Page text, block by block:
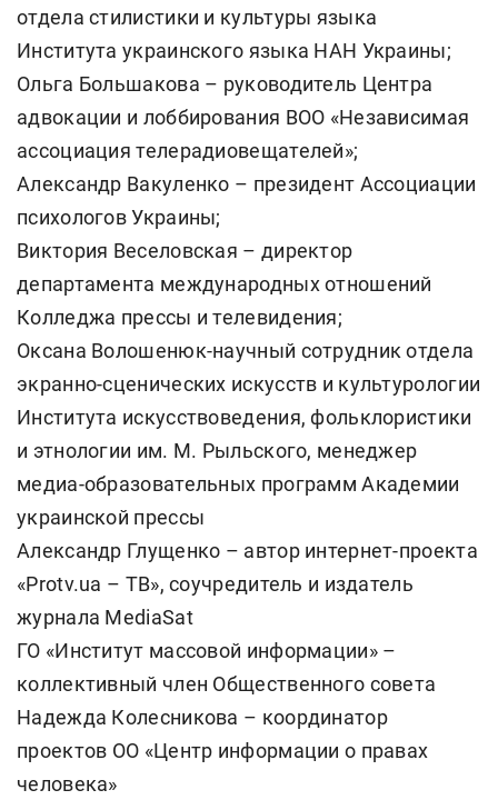
отдела стилистики и культуры языка
Института украинского языка НАН Украины;
Ольга Большакова – руководитель Центра
адвокации и лоббирования ВОО «Независимая
ассоциация телерадиовещателей»;
Александр Вакуленко – президент Ассоциации
психологов Украины;
Виктория Веселовская – директор
департамента международных отношений
Колледжа прессы и телевидения;
Оксана Волошенюк-научный сотрудник отдела
экранно-сценических искусств и культурологии
Института искусствоведения, фольклористики
и этнологии им. М. Рыльского, менеджер
медиа-образовательных программ Академии
украинской прессы
Александр Глущенко – автор интернет-проекта
«Protv.ua – ТВ», соучредитель и издатель
журнала MediaSat
ГО «Институт массовой информации» –
коллективный член Общественного совета
Надежда Колесникова – координатор
проектов ОО «Центр информации о правах
человека»